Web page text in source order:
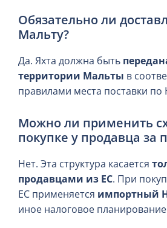
Обязательно ли
Мальту?
Да. Яхта должна быть
территории Мальты в
правилами места поставки по
Можно ли применить
покупке у продавца за
Нет. Эта структура касается
продавцами из ЕС. При
ЕС применяется импортный
иное налоговое